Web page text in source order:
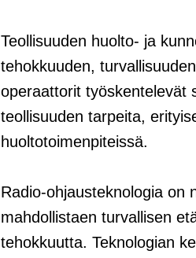
Teollisuuden huolto- ja
tehokkuuden,
operaattorit työskentelevät
teollisuuden tarpeita,
huoltotoimenpiteissä.
Radio-ohjausteknologia on
mahdollistaen turvallisen
tehokkuutta. Teknologian